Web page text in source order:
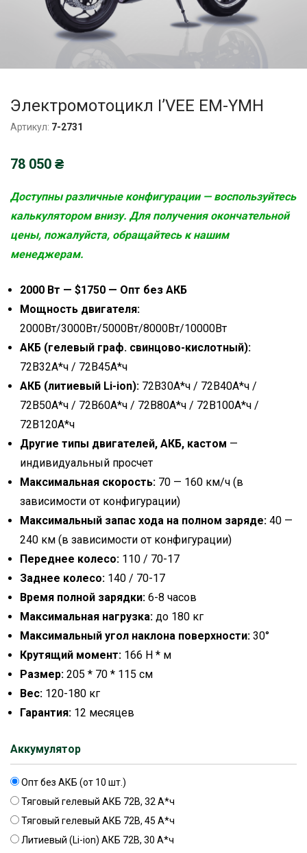
Электромотоцикл I’VEE EM-YMH
Артикул: 7-2731
78 050 ₴
Доступны различные конфигурации — воспользуйтесь
калькулятором внизу. Для получения окончательной
цены, пожалуйста, обращайтесь к нашим
менеджерам.
2000 Вт — $1750 — Опт без АКБ
Мощность двигателя:
2000Вт/3000Вт/5000Вт/8000Вт/10000Вт
АКБ (гелевый граф. свинцово-кислотный):
72В32А*ч / 72В45А*ч
АКБ (литиевый Li-ion): 72В30А*ч / 72В40А*ч /
72В50А*ч / 72В60А*ч / 72В80А*ч / 72В100А*ч /
72В120А*ч
Другие типы двигателей, АКБ, кастом —
индивидуальный просчет
Максимальная скорость: 70 — 160 км/ч (в
зависимости от конфигурации)
Максимальный запас хода на полном заряде: 40 —
240 км (в зависимости от конфигурации)
Переднее колесо: 110 / 70-17
Заднее колесо: 140 / 70-17
Время полной зарядки: 6-8 часов
Максимальная нагрузка: до 180 кг
Максимальный угол наклона поверхности: 30°
Крутящий момент: 166 Н * м
Размер: 205 * 70 * 115 см
Вес: 120-180 кг
Гарантия: 12 месяцев
Аккумулятор
Опт без АКБ (от 10 шт.)
Тяговый гелевый АКБ 72В, 32 А*ч
Тяговый гелевый АКБ 72В, 45 А*ч
Литиевый (Li-ion) АКБ 72В, 30 А*ч